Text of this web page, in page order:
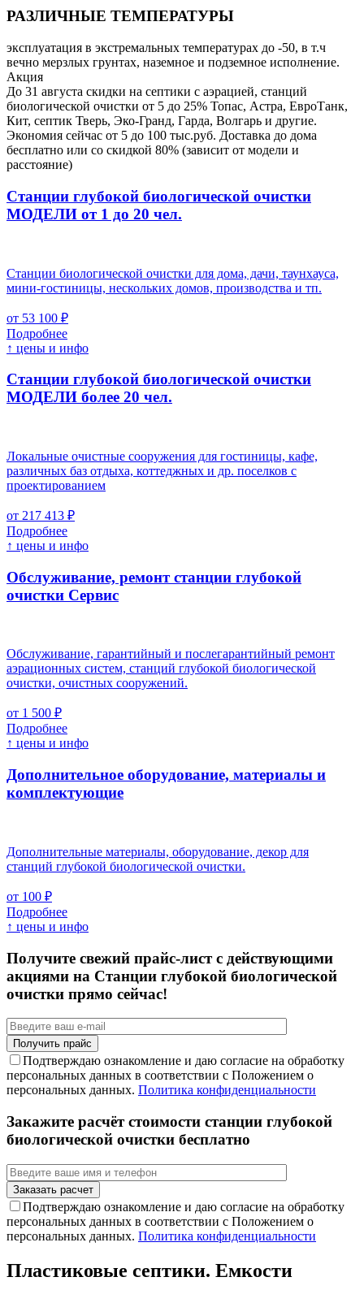
РАЗЛИЧНЫЕ ТЕМПЕРАТУРЫ
эксплуатация в экстремальных температурах до -50, в т.ч
вечно мерзлых грунтах, наземное и подземное исполнение.
Акция
До 31 августа скидки на септики с аэрацией, станций
биологической очистки от 5 до 25% Топас, Астра, ЕвроТанк,
Кит, септик Тверь, Эко-Гранд, Гарда, Волгарь и другие.
Экономия сейчас от 5 до 100 тыс.руб. Доставка до дома
бесплатно или со скидкой 80% (зависит от модели и
расстояние)
Станции глубокой биологической очистки
МОДЕЛИ от 1 до 20 чел.
Станции биологической очистки для дома, дачи, таунхауса,
мини-гостиницы, нескольких домов, производства и тп.
от 53 100 ₽
Подробнее
↑ цены и инфо
Станции глубокой биологической очистки
МОДЕЛИ более 20 чел.
Локальные очистные сооружения для гостиницы, кафе,
различных баз отдыха, коттеджных и др. поселков с
проектированием
от 217 413 ₽
Подробнее
↑ цены и инфо
Обслуживание, ремонт станции глубокой
очистки Cервис
Обслуживание, гарантийный и послегарантийный ремонт
аэрационных систем, станций глубокой биологической
очистки, очистных сооружений.
от 1 500 ₽
Подробнее
↑ цены и инфо
Дополнительное оборудование, материалы и
комплектующие
Дополнительные материалы, оборудование, декор для
станций глубокой биологической очистки.
от 100 ₽
Подробнее
↑ цены и инфо
Получите свежий прайс-лист с действующими
акциями на Станции глубокой биологической
очистки прямо сейчас!
Подтверждаю ознакомление и даю согласие на обработку
персональных данных в соответствии с Положением о
персональных данных. Политика конфиденциальности
Закажите расчёт стоимости станции глубокой
биологической очистки бесплатно
Подтверждаю ознакомление и даю согласие на обработку
персональных данных в соответствии с Положением о
персональных данных. Политика конфиденциальности
Пластиковые септики. Емкости